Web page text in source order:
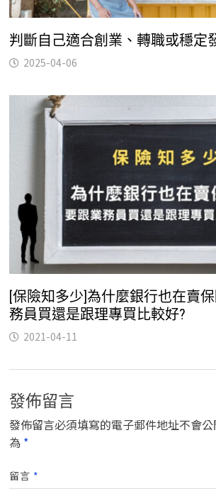
判斷自己適合創業、轉職或穩定
2025-04-06
[保險知多少]為什麼銀行也在賣
務員買還是跟理專買比較好?
2021-04-11
發佈留言
發佈留言必須填寫的電子郵件地址不會公
為 *
留言 *